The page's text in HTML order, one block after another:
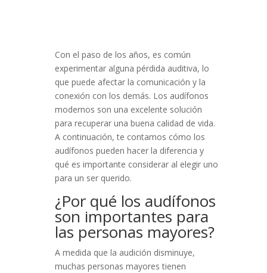
Con el paso de los años, es común
experimentar alguna pérdida auditiva, lo
que puede afectar la comunicación y la
conexión con los demás. Los audífonos
modernos son una excelente solución
para recuperar una buena calidad de vida.
A continuación, te contamos cómo los
audífonos pueden hacer la diferencia y
qué es importante considerar al elegir uno
para un ser querido.
¿Por qué los audífonos
son importantes para
las personas mayores?
A medida que la audición disminuye,
muchas personas mayores tienen